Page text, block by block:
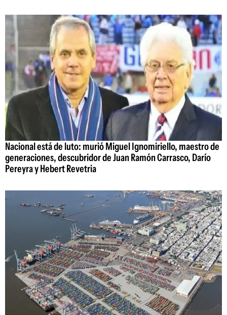
Nacional está de luto: murió Miguel Ignomiriello, maestro de
generaciones, descubridor de Juan Ramón Carrasco, Darío
Pereyra y Hebert Revetria